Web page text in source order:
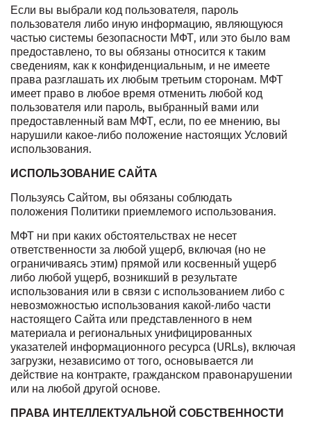
Если вы выбрали код пользователя, пароль
пользователя либо иную информацию, являющуюся
частью системы безопасности МФТ, или это было вам
предоставлено, то вы обязаны относится к таким
сведениям, как к конфиденциальным, и не имеете
права разглашать их любым третьим сторонам. МФТ
имеет право в любое время отменить любой код
пользователя или пароль, выбранный вами или
предоставленный вам МФТ, если, по ее мнению, вы
нарушили какое-либо положение настоящих Условий
использования.
ИСПОЛЬЗОВАНИЕ САЙТА
Пользуясь Сайтом, вы обязаны соблюдать
положения Политики приемлемого использования.
МФТ ни при каких обстоятельствах не несет
ответственности за любой ущерб, включая (но не
ограничиваясь этим) прямой или косвенный ущерб
либо любой ущерб, возникший в результате
использования или в связи с использованием либо с
невозможностью использования какой-либо части
настоящего Сайта или представленного в нем
материала и региональных унифицированных
указателей информационного ресурса (URLs), включая
загрузки, независимо от того, основывается ли
действие на контракте, гражданском правонарушении
или на любой другой основе.
ПРАВА ИНТЕЛЛЕКТУАЛЬНОЙ СОБСТВЕННОСТИ